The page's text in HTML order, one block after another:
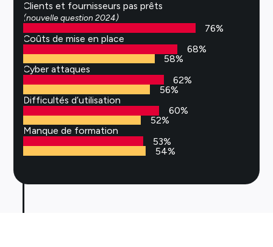
Clients et fournisseurs pas prêts
(nouvelle question 2024)
76%
Coûts de mise en place
68%
58%
Cyber attaques
62%
56%
Difficultés d’utilisation
60%
52%
Manque de formation
53%
54%